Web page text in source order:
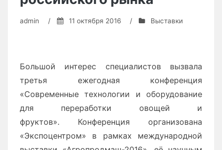
admin / 11 октября 2016 / Выставки
Большой интерес специалистов вызвала
третья ежегодная конференция
«Современные технологии и оборудование
для переработки овощей и
фруктов». Конференция организована
«Экспоцентром» в рамках международной